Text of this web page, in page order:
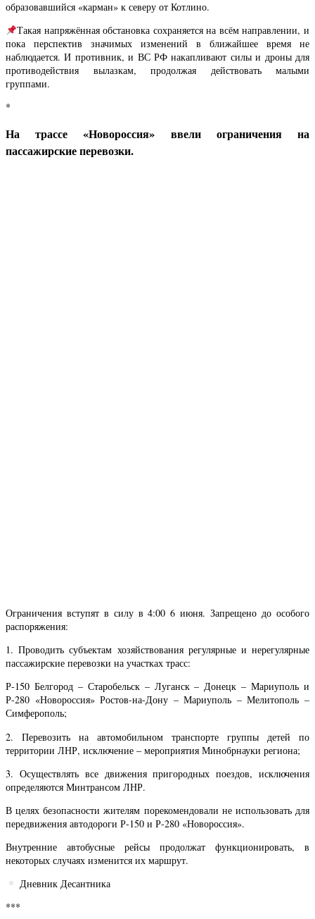
образовавшийся «карман» к северу от Котлино.
Такая напряжённая обстановка сохраняется на всём направлении, и
пока перспектив значимых изменений в ближайшее время не
наблюдается. И противник, и ВС РФ накапливают силы и дроны для
противодействия вылазкам, продолжая действовать малыми
группами.
*
На трассе «Новороссия» ввели ограничения на
пассажирские перевозки.
Ограничения вступят в силу в 4:00 6 июня. Запрещено до особого
распоряжения:
1. Проводить субъектам хозяйствования регулярные и нерегулярные
пассажирские перевозки на участках трасс:
Р-150 Белгород – Старобельск – Луганск – Донецк – Мариуполь и
Р-280 «Новороссия» Ростов-на-Дону – Мариуполь – Мелитополь –
Симферополь;
2. Перевозить на автомобильном транспорте группы детей по
территории ЛНР, исключение – мероприятия Минобрнауки региона;
3. Осуществлять все движения пригородных поездов, исключения
определяются Минтрансом ЛНР.
В целях безопасности жителям порекомендовали не использовать для
передвижения автодороги Р-150 и Р-280 «Новороссия».
Внутренние автобусные рейсы продолжат функционировать, в
некоторых случаях изменится их маршрут.
Дневник Десантника
***